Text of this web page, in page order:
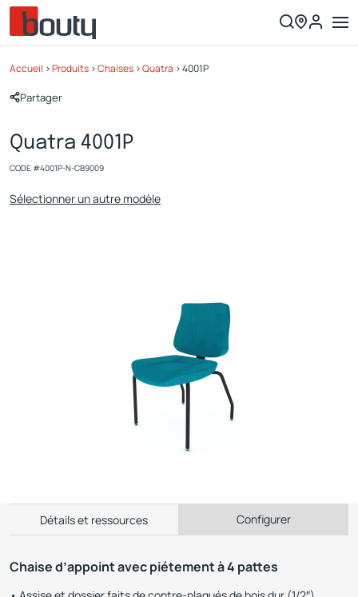
Accueil >Produits >Chaises >Quatra >4001P
Partager
Quatra 4001P
CODE #4001P-N-CB9009
Sélectionner un autre modèle
Détails et ressources Configurer
Chaise d’appoint avec piétement à 4 pattes